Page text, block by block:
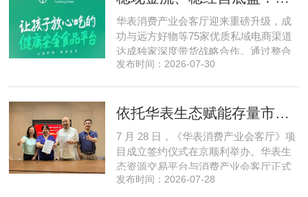
式，全方位拆解新疆优质驼奶
华表消费产业会客厅迎来重磅升级，成
功与远方好物等75家优质私域电商渠道
达成独家深度带货战略合作。通过整合
全网顶尖私域资源，项目搭建起全国性
矩阵，核心竞争力与行业影响力实现跨
实体经济长效发展注入全新动能
发布时间：2026-07-30
依托华表生态赋能存量市场《华表消费产业会客厅》项目签约落地
7 月 28 日，《华表消费产业会客厅》项
目成立签约仪式在京顺利举办。华表生
态资源交易平台与消费产业会客厅正式
签署合作协议，标志着立足华表生态资
发布时间：2026-07-28